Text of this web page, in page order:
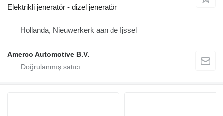
Elektrikli jeneratör - dizel jeneratör
Hollanda, Nieuwerkerk aan de Ijssel
Amerco Automotive B.V.